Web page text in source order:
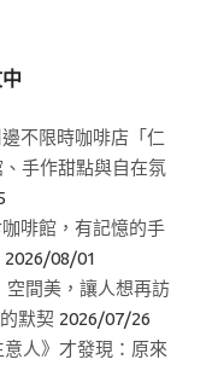
不限時咖啡店「仁
手作甜點與自在氛
啡館，有記憶的手
2026/08/01
空間美，讓人想再訪
默契 2026/07/26
人》才發現：原來